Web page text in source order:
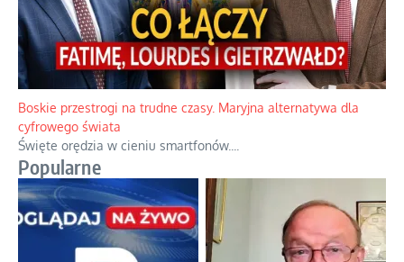
Papieskie innowacje w tradycyjnym różańcu
Gorący dylemat medytacji nad tajemnicami....